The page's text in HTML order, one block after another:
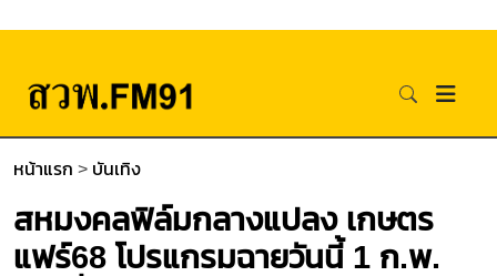
หน้าแรก > บันเทิง
สหมงคลฟิล์มกลางแปลง เกษตร
แฟร์68 โปรแกรมฉายวันนี้ 1 ก.พ.